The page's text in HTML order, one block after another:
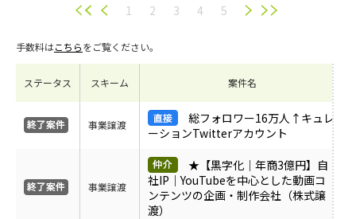
譲渡スキーム
会員数
希望価格
月間売上
1 2 3 4 5
手数料はこちらをご覧ください。
ステータス スキーム 案件名
事業譲渡
総フォロワー16万人↑キュレ
ーションTwitterアカウント
事業譲渡
★【黒字化｜年商3億円】自
社IP｜YouTubeを中心とした動画コ
ンテンツの企画・制作会社（株式譲
渡）